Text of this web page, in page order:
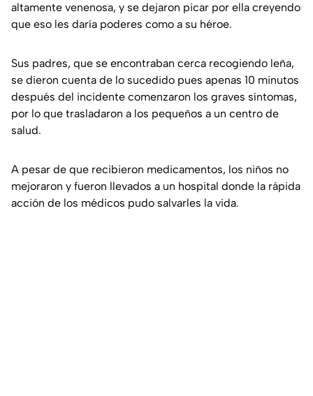
altamente venenosa, y se dejaron picar por ella creyendo
que eso les daría poderes como a su héroe.
Sus padres, que se encontraban cerca recogiendo leña,
se dieron cuenta de lo sucedido pues apenas 10 minutos
después del incidente comenzaron los graves síntomas,
por lo que trasladaron a los pequeños a un centro de
salud.
A pesar de que recibieron medicamentos, los niños no
mejoraron y fueron llevados a un hospital donde la rápida
acción de los médicos pudo salvarles la vida.